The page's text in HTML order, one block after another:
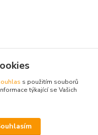
s použitím souborů
týkající se Vašich